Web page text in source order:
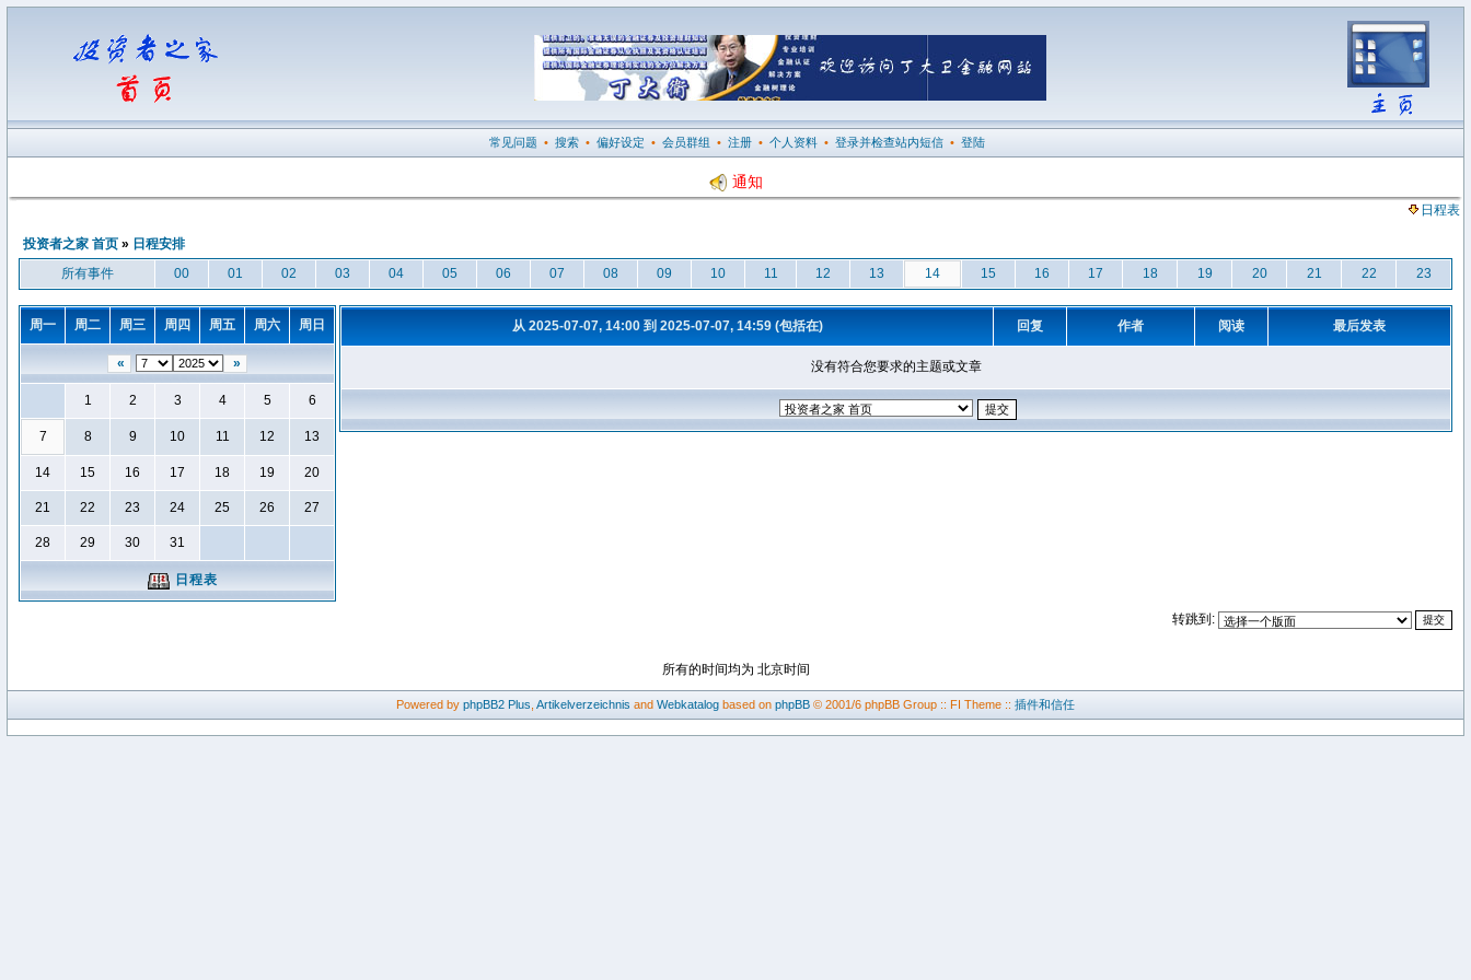
常见问题 • 搜索 • 偏好设定 • 会员群组 • 注册 • 个人资料 • 登录并检查站内短信 • 登陆
通知
日程表
投资者之家 首页 » 日程安排
所有事件
00 01 02 03 04 05 06 07 08 09 10 11 12 13 14 15 16 17 18 19 20 21 22 23
周一 周二 周三 周四 周五 周六 周日
« »
1 2 3 4 5 6
7 8 9 10 11 12 13
14 15 16 17 18 19 20
21 22 23 24 25 26 27
28 29 30 31
日程表
从 2025-07-07, 14:00 到 2025-07-07, 14:59 (包括在) 回复 作者 阅读 最后发表
没有符合您要求的主题或文章
转跳到:
所有的时间均为 北京时间
Powered by phpBB2 Plus Artikelverzeichnis and Webkatalog based on phpBB © 2001/6 phpBB Group :: FI Theme :: 插件和信任